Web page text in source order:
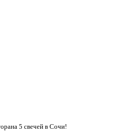
5 свечей в Сочи!